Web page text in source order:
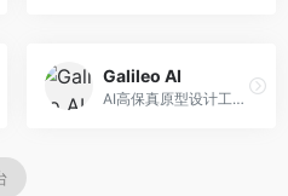
Galileo AI
AI高保真原型设计工具，专注于UI界面生成。面向设计师和产品团队，提供界面生成、交互设计、设计优化等服务，界面质量高。